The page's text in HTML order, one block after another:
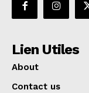
Lien Utiles
About
Contact us